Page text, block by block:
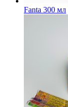
Fanta 300 мл